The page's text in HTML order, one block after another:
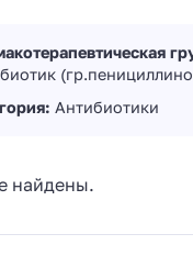
Антибиотики
найдены.